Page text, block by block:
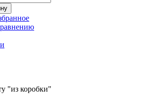
"из коробки"